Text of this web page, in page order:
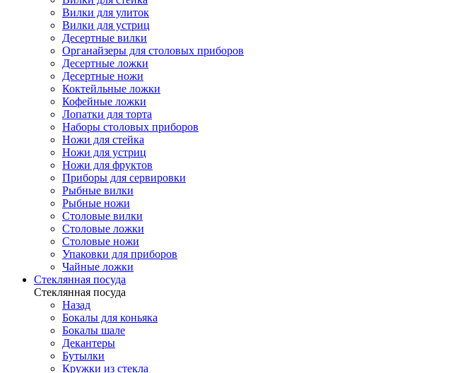
Вилки для улиток
Вилки для устриц
Десертные вилки
Органайзеры для столовых приборов
Десертные ложки
Десертные ножи
Коктейльные ложки
Кофейные ложки
Лопатки для торта
Наборы столовых приборов
Ножи для стейка
Ножи для устриц
Ножи для фруктов
Приборы для сервировки
Рыбные вилки
Рыбные ножи
Столовые вилки
Столовые ложки
Столовые ножи
Упаковки для приборов
Чайные ложки
Стеклянная посуда
Стеклянная посуда
Назад
Бокалы для коньяка
Бокалы шале
Декантеры
Бутылки
Кружки из стекла